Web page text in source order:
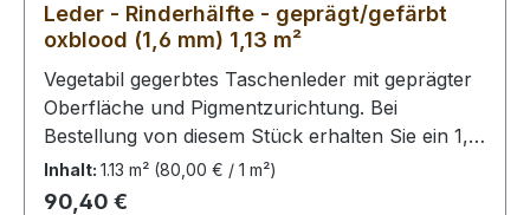
Leder - Rinderhälfte - geprägt/gefärbt
oxblood (1,6 mm) 1,13 m²
Vegetabil gegerbtes Taschenleder mit geprägter
Oberfläche und Pigmentzurichtung. Bei
Bestellung von diesem Stück erhalten Sie ein 1,13
m² großes Leder. Das Kernstück ist 100 cm x 45
cm groß (siehe Foto 2).
Inhalt: 1.13 m² (80,00 € / 1 m²)
Regulärer Preis:
90,40 €